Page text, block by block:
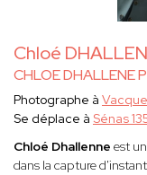
Chloé
CHLOE DHALLENE
Photographe à
Se déplace à Sénas
Chloé Dhallenne est
dans la capture